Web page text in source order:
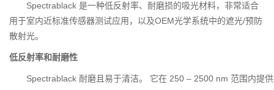
Spectrablack 是一种低反射率、耐磨损的吸光材料，非常适合
用于室内近标准传感器测试应用，以及OEM光学系统中的遮光/预防
散射光。
低反射率和耐磨性
Spectrablack 耐磨且易于清洁。 它在 250 – 2500 nm 范围内提